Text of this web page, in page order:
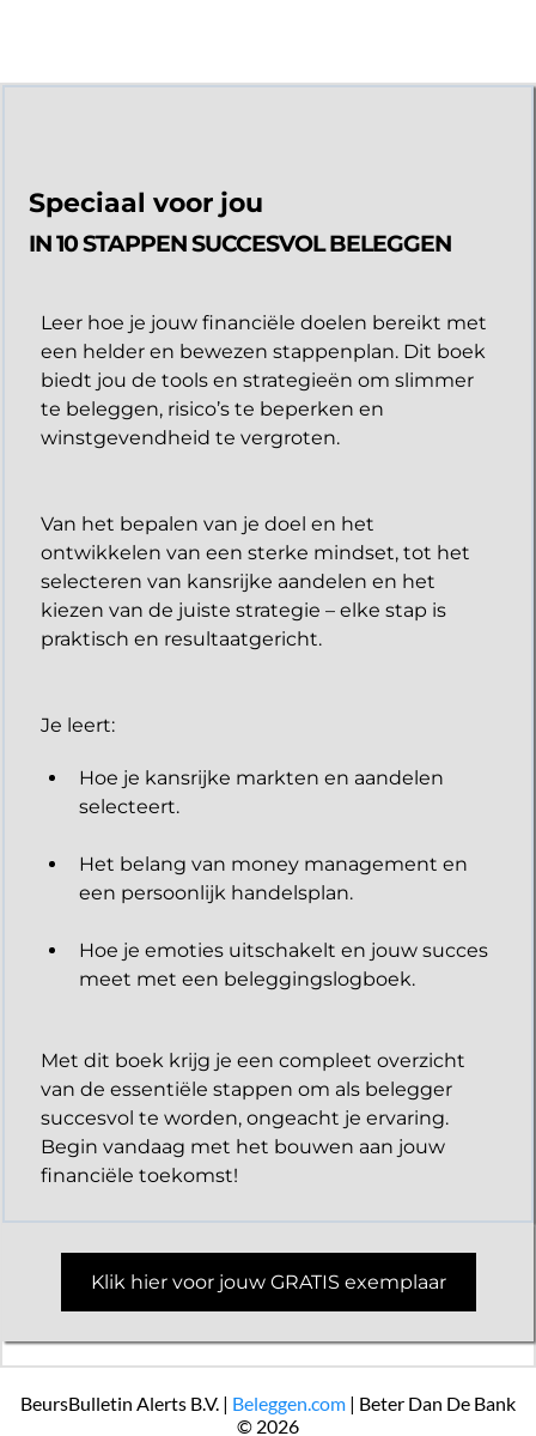
Speciaal voor jou
IN 10 STAPPEN SUCCESVOL BELEGGEN
Leer hoe je jouw financiële doelen bereikt met
een helder en bewezen stappenplan. Dit boek
biedt jou de tools en strategieën om slimmer
te beleggen, risico’s te beperken en
winstgevendheid te vergroten.
Van het bepalen van je doel en het
ontwikkelen van een sterke mindset, tot het
selecteren van kansrijke aandelen en het
kiezen van de juiste strategie – elke stap is
praktisch en resultaatgericht.
​Je leert:
Hoe je kansrijke markten en aandelen
selecteert.
Het belang van money management en
een persoonlijk handelsplan.
Hoe je emoties uitschakelt en jouw succes
meet met een beleggingslogboek.
Met dit boek krijg je een compleet overzicht
van de essentiële stappen om als belegger
succesvol te worden, ongeacht je ervaring.
Begin vandaag met het bouwen aan jouw
financiële toekomst!
Klik hier voor jouw GRATIS exemplaar
BeursBulletin Alerts B.V. | Beleggen.com | Beter Dan De Bank
© 2026